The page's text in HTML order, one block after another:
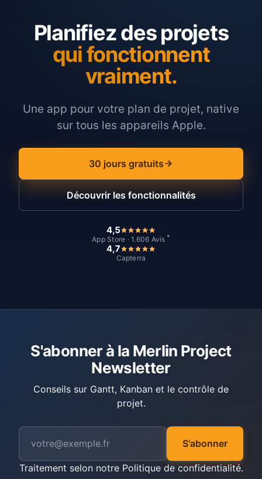
Planifiez des projets
qui fonctionnent
vraiment.
Une app pour votre plan de projet, native
sur tous les appareils Apple.
30 jours gratuits
Découvrir les fonctionnalités
4,5
App Store · 1.606 Avis *
4,7
Capterra
S'abonner à la Merlin Project
Newsletter
Conseils sur Gantt, Kanban et le contrôle de
projet.
S'abonner
Traitement selon notre Politique de confidentialité.